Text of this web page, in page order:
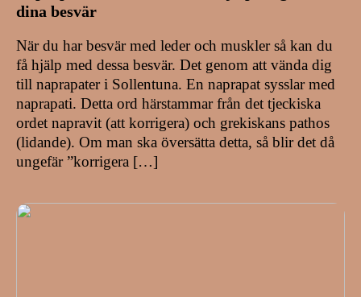
dina besvär
När du har besvär med leder och muskler så kan du
få hjälp med dessa besvär. Det genom att vända dig
till naprapater i Sollentuna. En naprapat sysslar med
naprapati. Detta ord härstammar från det tjeckiska
ordet napravit (att korrigera) och grekiskans pathos
(lidande). Om man ska översätta detta, så blir det då
ungefär ”korrigera […]